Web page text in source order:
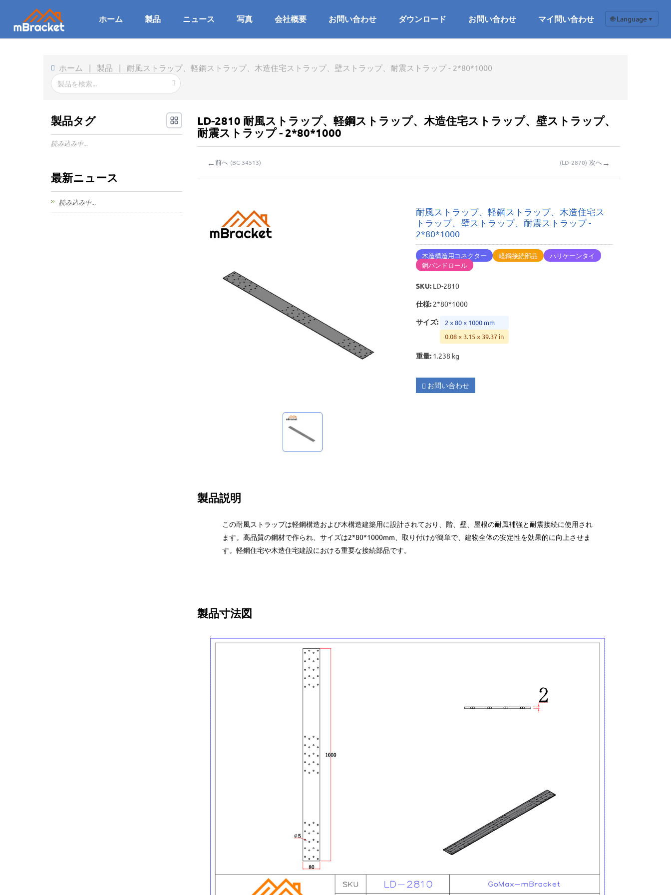
ホーム 製品 ニュース 写真 会社概要 お問い合わせ ダウンロード お問い合わせ マイ問い合わせ 🌐 Language ▼
ホーム | 製品 | 耐風ストラップ、軽鋼ストラップ、木造住宅ストラップ、壁ストラップ、耐震ストラップ - 2*80*1000
LD-2810 耐風ストラップ、軽鋼ストラップ、木造住宅ストラップ、壁ストラップ、
耐震ストラップ - 2*80*1000
←前へ (BC-34513) (LD-2870) 次へ→
耐風ストラップ、軽鋼ストラップ、木造住宅ス
トラップ、壁ストラップ、耐震ストラップ -
2*80*1000
木造構造用コネクター 軽鋼接続部品
ハリケーンタイ
鋼バンドロール
SKU: LD-2810
仕様: 2*80*1000
サイズ:
2 × 80 × 1000 mm
0.08 × 3.15 × 39.37 in
重量: 1.238 kg
お問い合わせ
製品説明
この耐風ストラップは軽鋼構造および木構造建築用に設計されており、階、壁、屋根の耐風補強と耐震接続に使用され
ます。高品質の鋼材で作られ、サイズは2*80*1000mm、取り付けが簡単で、建物全体の安定性を効果的に向上させま
す。軽鋼住宅や木造住宅建設における重要な接続部品です。
製品寸法図
製品タグ
読み込み中...
最新ニュース
読み込み中...